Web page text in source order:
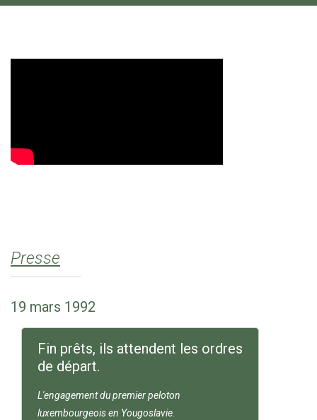
Presse
19 mars 1992
Fin prêts, ils attendent les ordres
de départ.
L'engagement du premier peloton
luxembourgeois en Yougoslavie.